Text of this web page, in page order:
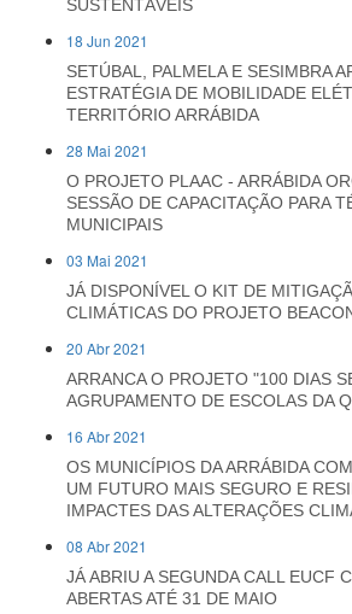
SUSTENTÁVEIS
18 Jun 2021
SETÚBAL, PALMELA E SESIMBRA
ESTRATÉGIA DE MOBILIDADE
TERRITÓRIO ARRÁBIDA
28 Mai 2021
O PROJETO PLAAC - ARRÁBIDA
SESSÃO DE CAPACITAÇÃO PARA
MUNICIPAIS
03 Mai 2021
JÁ DISPONÍVEL O KIT DE
CLIMÁTICAS DO PROJETO
20 Abr 2021
ARRANCA O PROJETO "100 DIAS
AGRUPAMENTO DE ESCOLAS DA
16 Abr 2021
OS MUNICÍPIOS DA ARRÁBIDA
UM FUTURO MAIS SEGURO E
IMPACTES DAS ALTERAÇÕES
08 Abr 2021
JÁ ABRIU A SEGUNDA CALL EUCF
ABERTAS ATÉ 31 DE MAIO